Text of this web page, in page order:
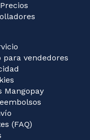
para vendedores
Mangopay
(FAQ)